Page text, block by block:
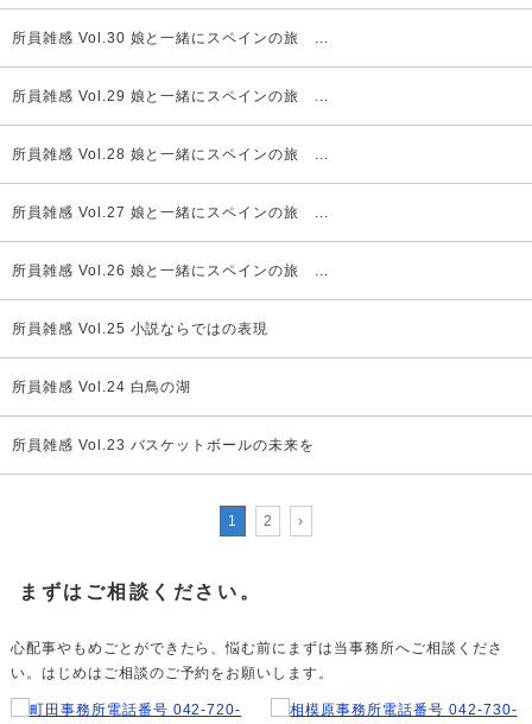
所員雑感 Vol.30 娘と一緒にスペインの旅 ...
所員雑感 Vol.29 娘と一緒にスペインの旅 ...
所員雑感 Vol.28 娘と一緒にスペインの旅 ...
所員雑感 Vol.27 娘と一緒にスペインの旅 ...
所員雑感 Vol.26 娘と一緒にスペインの旅 ...
所員雑感 Vol.25 小説ならではの表現
所員雑感 Vol.24 白鳥の湖
所員雑感 Vol.23 バスケットボールの未来を
1 2 ›
まずはご相談ください。
心配事やもめごとができたら、悩む前にまずは当事務所へご相談くださ
い。はじめはご相談のご予約をお願いします。